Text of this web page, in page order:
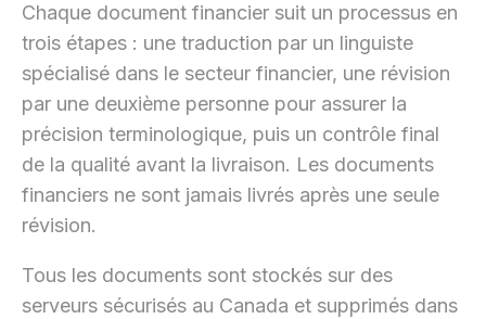
Chaque document financier suit un processus en
trois étapes : une traduction par un linguiste
spécialisé dans le secteur financier, une révision
par une deuxième personne pour assurer la
précision terminologique, puis un contrôle final
de la qualité avant la livraison. Les documents
financiers ne sont jamais livrés après une seule
révision.
Tous les documents sont stockés sur des
serveurs sécurisés au Canada et supprimés dans